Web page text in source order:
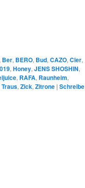
Ber, BERO, Bud, CAZO, Cler,
, Honey, JENS SHOSHIN,
, RAFA, Raunheim,
Traus, Zick, Zitrone | Schreibe